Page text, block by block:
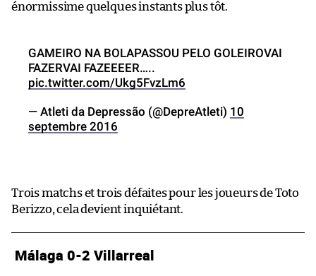
énormissime quelques instants plus tôt.
GAMEIRO NA BOLAPASSOU PELO GOLEIROVAI
FAZERVAI FAZEEEER…..
pic.twitter.com/Ukg5FvzLm6
— Atleti da Depressão (@DepreAtleti) 10
septembre 2016
Trois matchs et trois défaites pour les joueurs de Toto
Berizzo, cela devient inquiétant.
Málaga 0-2 Villarreal